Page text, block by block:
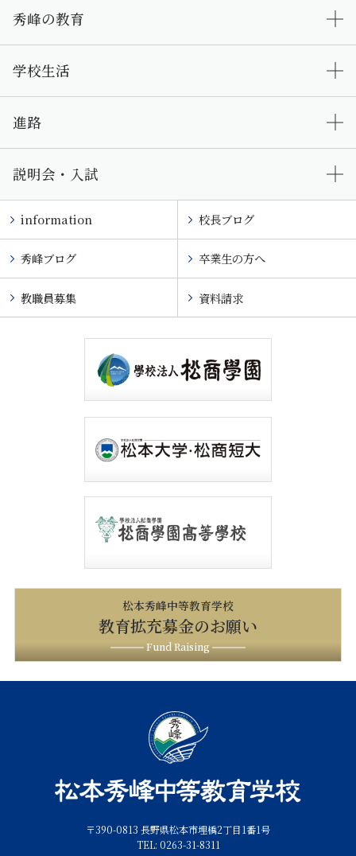
秀峰の教育
学校生活
進路
説明会・入試
information 校長ブログ
秀峰ブログ 卒業生の方へ
教職員募集 資料請求
松本秀峰中等教育学校
教育拡充募金のお願い
Fund Raising
〒390-0813 長野県松本市埋橋2丁目1番1号
TEL: 0263-31-8311